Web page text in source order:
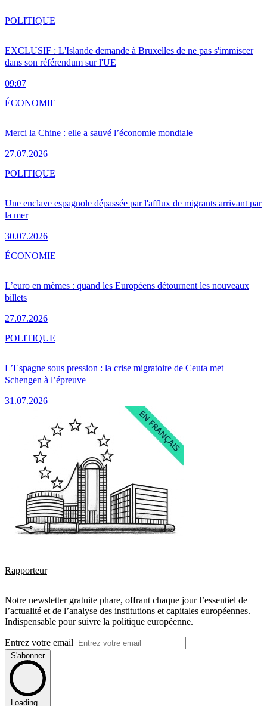
EXCLUSIF : L'Islande demande à Bruxelles de ne pas s'immiscer
dans son référendum sur l'UE
09:07
POLITIQUE
Merci la Chine : elle a sauvé l’économie mondiale
27.07.2026
ÉCONOMIE
Une enclave espagnole dépassée par l'afflux de migrants arrivant par
la mer
30.07.2026
POLITIQUE
L’euro en mèmes : quand les Européens détournent les nouveaux
billets
27.07.2026
ÉCONOMIE
L’Espagne sous pression : la crise migratoire de Ceuta met
Schengen à l’épreuve
31.07.2026
POLITIQUE
Rapporteur
Notre newsletter gratuite phare, offrant chaque jour l’essentiel de
l’actualité et de l’analyse des institutions et capitales européennes.
Indispensable pour suivre la politique européenne.
Entrez votre email
S'abonner
Loading...